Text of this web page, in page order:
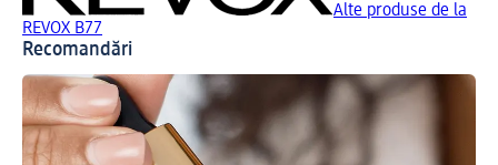
Alte produse de la
REVOX B77
Recomandări